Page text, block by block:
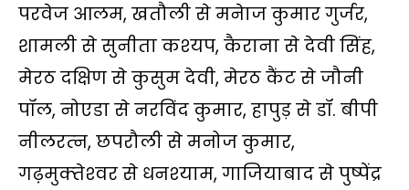
परवेज आलम, खतौली से मनेाज कुमार गुर्जर,
शामली से सुनीता कश्‍यप, कैराना से देवी सिंह,
मेरठ दक्षिण से कुसुम देवी, मेरठ कैंट से जौनी
पॉल, नोएडा से नरविंद कुमार, हापुड़ से डॉ. बीपी
नीलरत्‍न, छपरौली से मनोज कुमार,
गढ़मुक्‍तेश्‍वर से धनश्‍याम, गाजियाबाद से पुष्‍पेंद्र